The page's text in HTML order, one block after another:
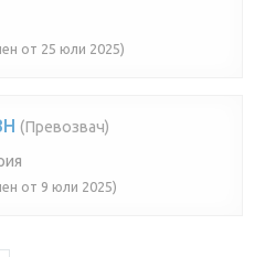
от 25 юли 2025)
(Превозвач)
от 9 юли 2025)